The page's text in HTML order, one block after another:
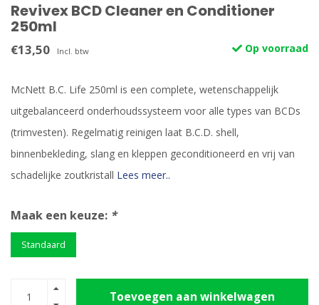
Revivex BCD Cleaner en Conditioner
250ml
€13,50 Incl. btw Op voorraad
McNett B.C. Life 250ml is een complete, wetenschappelijk
uitgebalanceerd onderhoudssysteem voor alle types van BCDs
(trimvesten). Regelmatig reinigen laat B.C.D. shell,
binnenbekleding, slang en kleppen geconditioneerd en vrij van
schadelijke zoutkristall Lees meer..
Maak een keuze: *
Standaard
Toevoegen aan winkelwagen